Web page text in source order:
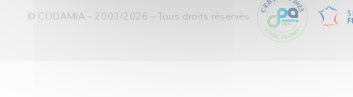
© CODAMIA – 2003/2026 – Tous droits réservés